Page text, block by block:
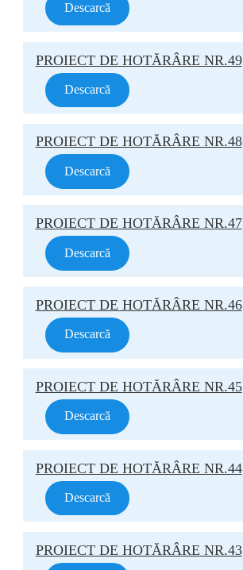
Descarcă
PROIECT DE HOTĂRÂRE NR.49
Descarcă
PROIECT DE HOTĂRÂRE NR.48
Descarcă
PROIECT DE HOTĂRÂRE NR.47
Descarcă
PROIECT DE HOTĂRÂRE NR.46
Descarcă
PROIECT DE HOTĂRÂRE NR.45
Descarcă
PROIECT DE HOTĂRÂRE NR.44
Descarcă
PROIECT DE HOTĂRÂRE NR.43